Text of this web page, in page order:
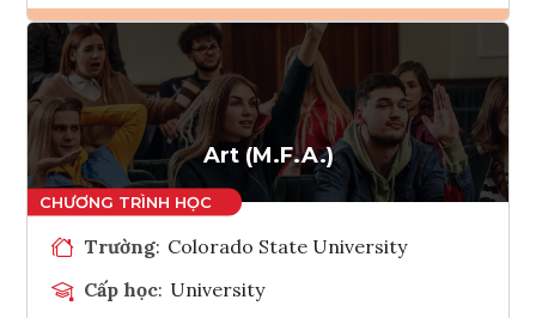
Ghi danh
Tham vấn Interlink
Art (M.F.A.)
Trường: Colorado State University
Cấp học: University